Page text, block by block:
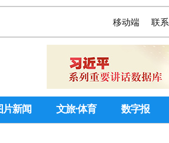
联
移动端
片新闻 文旅·体育 数字报